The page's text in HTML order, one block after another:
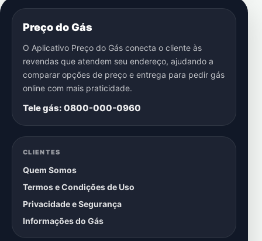
Preço do Gás
O Aplicativo Preço do Gás conecta o cliente às
revendas que atendem seu endereço, ajudando a
comparar opções de preço e entrega para pedir gás
online com mais praticidade.
Tele gás: 0800-000-0960
CLIENTES
Quem Somos
Termos e Condições de Uso
Privacidade e Segurança
Informações do Gás